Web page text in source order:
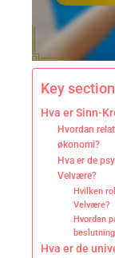
Key
Hva er Sinn-
Hvordan
økonomi?
Hva er de
Velvære?
Hvilken
Velvære?
Hvordan
Hva er de